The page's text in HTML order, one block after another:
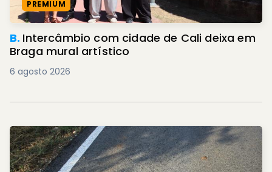
PREMIUM
B. Intercâmbio com cidade de Cali deixa em
Braga mural artístico
6 agosto 2026